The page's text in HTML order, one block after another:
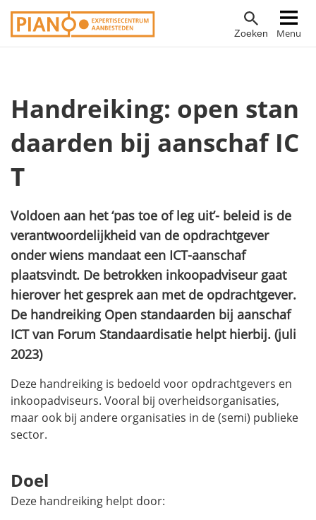
Overslaan
en
gaan
Zoeken Menu
Hoofdnavigatie
Handreiking: open stan
daarden bij aanschaf IC
T
Voldoen aan het ‘pas toe of leg uit’- beleid is de
verantwoordelijkheid van de opdrachtgever
onder wiens mandaat een ICT-aanschaf
plaatsvindt. De betrokken inkoopadviseur gaat
hierover het gesprek aan met de opdrachtgever.
De handreiking Open standaarden bij aanschaf
ICT van Forum Standaardisatie helpt hierbij. (juli
2023)
Deze handreiking is bedoeld voor opdrachtgevers en
inkoopadviseurs. Vooral bij overheidsorganisaties,
maar ook bij andere organisaties in de (semi) publieke
sector.
Doel
Deze handreiking helpt door: